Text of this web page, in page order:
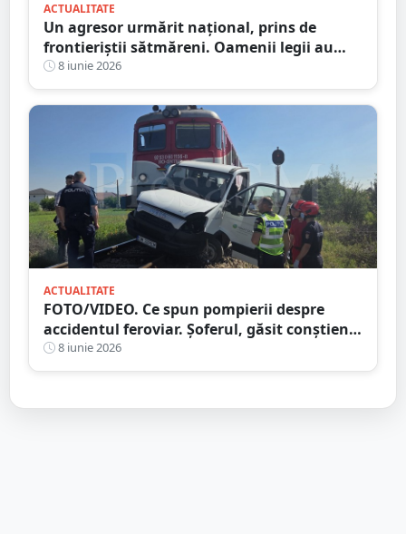
ACTUALITATE
Un agresor urmărit național, prins de
frontieriștii sătmăreni. Oamenii legii au
prins și un tânăr urmărit pentru furt
8 iunie 2026
ACTUALITATE
FOTO/VIDEO. Ce spun pompierii despre
accidentul feroviar. Șoferul, găsit conștient,
transportat la spital. Transporta și butelii
cu freon
8 iunie 2026